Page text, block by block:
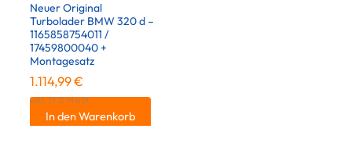
Neuer Original
Turbolader BMW 320 d –
1165858754011 /
17459800040 +
Montagesatz
1.114,99€
inkl. 19 % MwSt.
In den Warenkorb